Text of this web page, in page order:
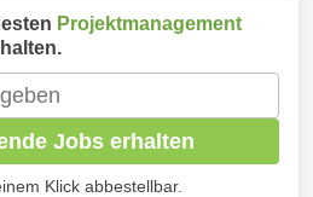
Projektmanagement
Jobs erhalten
Klick abbestellbar.